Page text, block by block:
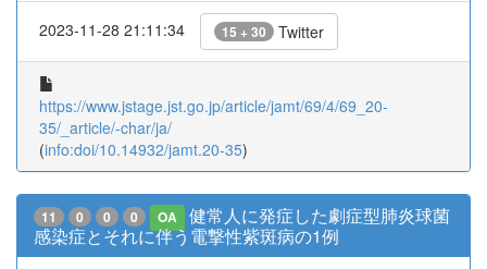
2023-11-28 21:11:34 15 + 30 Twitter
https://www.jstage.jst.go.jp/article/jamt/69/4/69_20-
35/_article/-char/ja/
(info:doi/10.14932/jamt.20-35)
11 0 0 0 OA
健常人に発症した劇症型肺炎球菌
感染症とそれに伴う電撃性紫斑病の1例